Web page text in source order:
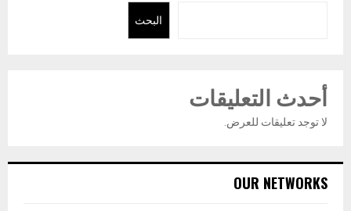
البحث
أحدث التعليقات
لا توجد تعليقات للعرض.
OUR NETWORKS